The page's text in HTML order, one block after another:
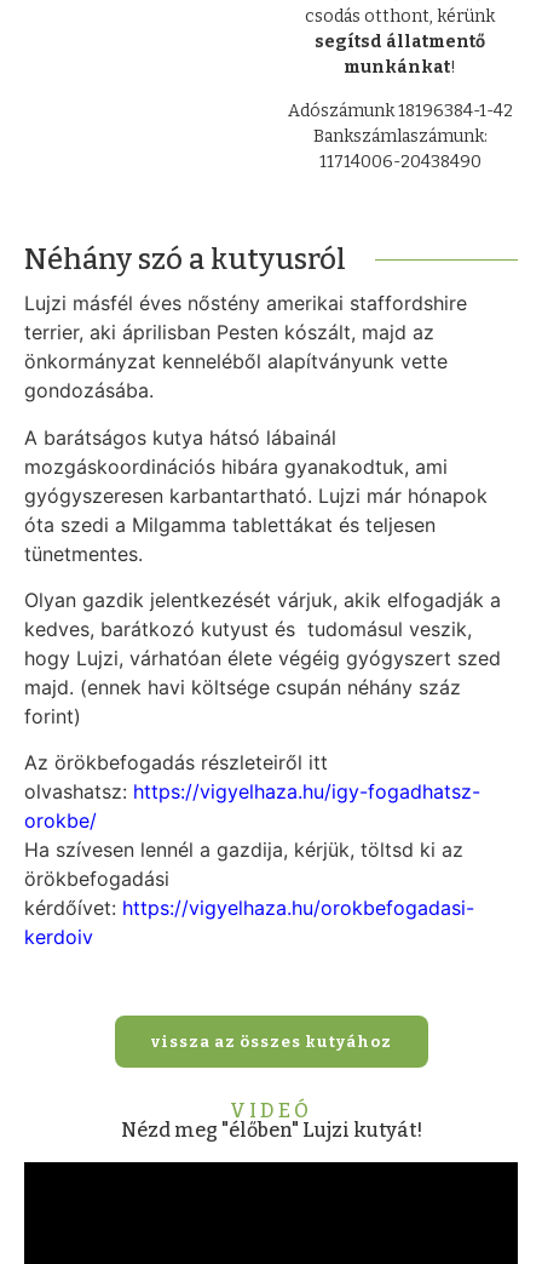
csodás otthont, kérünk
segítsd állatmentő
munkánkat!
Adószámunk 18196384-1-42
Bankszámlaszámunk:
11714006-20438490
Néhány szó a kutyusról
Lujzi másfél éves nőstény amerikai staffordshire
terrier, aki áprilisban Pesten kószált, majd az
önkormányzat kenneléből alapítványunk vette
gondozásába.
A barátságos kutya hátsó lábainál
mozgáskoordinációs hibára gyanakodtuk, ami
gyógyszeresen karbantartható. Lujzi már hónapok
óta szedi a Milgamma tablettákat és teljesen
tünetmentes.
Olyan gazdik jelentkezését várjuk, akik elfogadják a
kedves, barátkozó kutyust és tudomásul veszik,
hogy Lujzi, várhatóan élete végéig gyógyszert szed
majd. (ennek havi költsége csupán néhány száz
forint)
Az örökbefogadás részleteiről itt
olvashatsz: https://vigyelhaza.hu/igy-fogadhatsz-
orokbe/
Ha szívesen lennél a gazdija, kérjük, töltsd ki az
örökbefogadási
kérdőívet: https://vigyelhaza.hu/orokbefogadasi-
kerdoiv
vissza az összes kutyához
VIDEÓ
Nézd meg "élőben" Lujzi kutyát!